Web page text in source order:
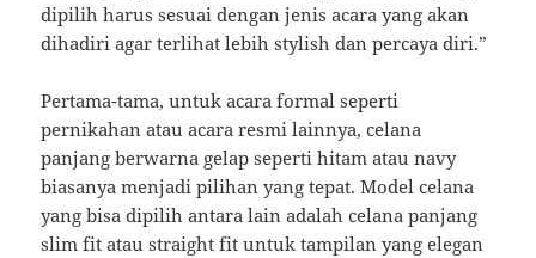
dipilih harus sesuai dengan jenis acara yang akan
dihadiri agar terlihat lebih stylish dan percaya diri.”
Pertama-tama, untuk acara formal seperti
pernikahan atau acara resmi lainnya, celana
panjang berwarna gelap seperti hitam atau navy
biasanya menjadi pilihan yang tepat. Model celana
yang bisa dipilih antara lain adalah celana panjang
slim fit atau straight fit untuk tampilan yang elegan